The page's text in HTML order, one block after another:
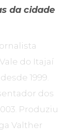
da cidade
do Itajaí
1999.
dos
Produziu
Valther